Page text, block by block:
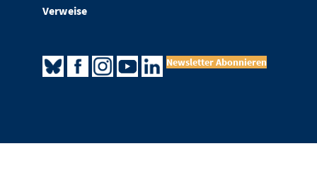
Verweise
Newsletter Abonnieren